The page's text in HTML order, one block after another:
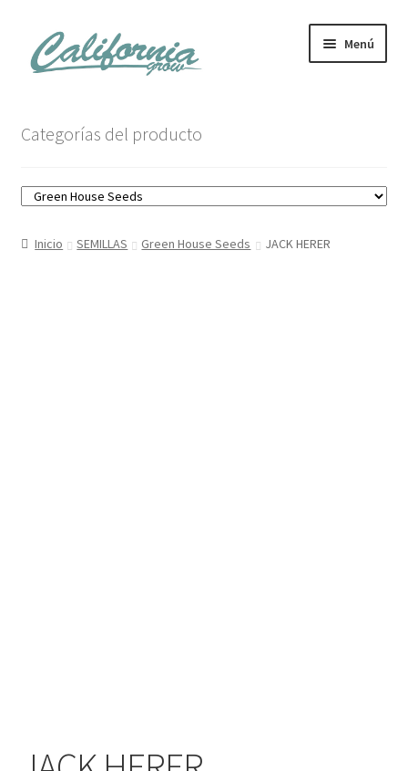
al
contenido
Menú
Carrito
Mi cuenta
Categorías del producto
Inicio SEMILLAS Green House Seeds JACK HERER